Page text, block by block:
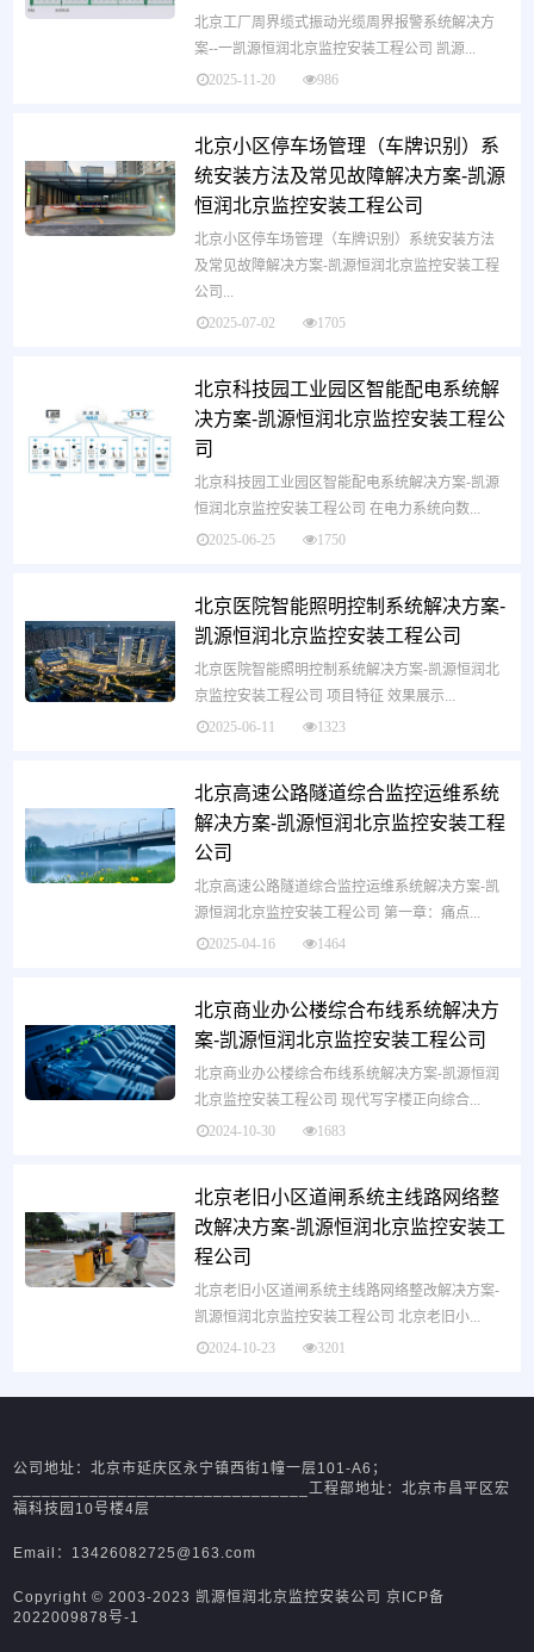
北京工厂周界缆式振动光缆周界报警系统解决方
案--一凯源恒润北京监控安装工程公司 凯源...
2025-11-20 986
北京小区停车场管理（车牌识别）系
统安装方法及常见故障解决方案-凯源
恒润北京监控安装工程公司
北京小区停车场管理（车牌识别）系统安装方法
及常见故障解决方案-凯源恒润北京监控安装工程
公司...
2025-07-02 1705
北京科技园工业园区智能配电系统解
决方案-凯源恒润北京监控安装工程公
司
北京科技园工业园区智能配电系统解决方案-凯源
恒润北京监控安装工程公司 在电力系统向数...
2025-06-25 1750
北京医院智能照明控制系统解决方案-
凯源恒润北京监控安装工程公司
北京医院智能照明控制系统解决方案-凯源恒润北
京监控安装工程公司 项目特征 效果展示...
2025-06-11 1323
北京高速公路隧道综合监控运维系统
解决方案-凯源恒润北京监控安装工程
公司
北京高速公路隧道综合监控运维系统解决方案-凯
源恒润北京监控安装工程公司 第一章：痛点...
2025-04-16 1464
北京商业办公楼综合布线系统解决方
案-凯源恒润北京监控安装工程公司
北京商业办公楼综合布线系统解决方案-凯源恒润
北京监控安装工程公司 现代写字楼正向综合...
2024-10-30 1683
北京老旧小区道闸系统主线路网络整
改解决方案-凯源恒润北京监控安装工
程公司
北京老旧小区道闸系统主线路网络整改解决方案-
凯源恒润北京监控安装工程公司 北京老旧小...
2024-10-23 3201
公司地址：北京市延庆区永宁镇西街1幢一层101-A6；
_______________________________工程部地址：北京市昌平区宏
福科技园10号楼4层
Email：13426082725@163.com
Copyright © 2003-2023 凯源恒润北京监控安装公司京ICP备
2022009878号-1